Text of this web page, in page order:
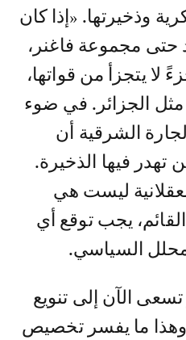
وذخيرتها. «إذا كان
حتى مجموعة فاغنر،
يتجزأ من قواتها،
الجزائر. في ضوء
الشرقية أن
تهدر فيها الذخيرة.
ليست هي
يجب توقع أي
السياسي.
الآن إلى تنويع
وهذا ما يفسر تخصيص